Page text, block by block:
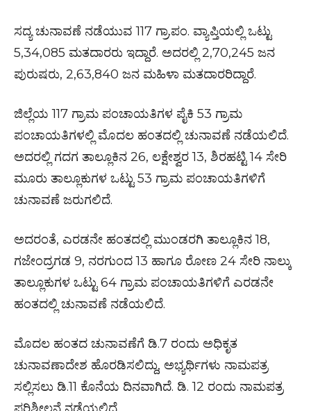
ಸದ್ಯ ಚುನಾವಣೆ ನಡೆಯುವ 117 ಗ್ರಾ.ಪಂ. ವ್ಯಾಪ್ತಿಯಲ್ಲಿ ಒಟ್ಟು
5,34,085 ಮತದಾರರು ಇದ್ದಾರೆ. ಅದರಲ್ಲಿ 2,70,245 ಜನ
ಪುರುಷರು, 2,63,840 ಜನ ಮಹಿಳಾ ಮತದಾರರಿದ್ದಾರೆ.
ಜಿಲ್ಲೆಯ 117 ಗ್ರಾಮ ಪಂಚಾಯತಿಗಳ ಪೈಕಿ 53 ಗ್ರಾಮ
ಪಂಚಾಯತಿಗಳಲ್ಲಿ ಮೊದಲ ಹಂತದಲ್ಲಿ ಚುನಾವಣೆ ನಡೆಯಲಿದೆ.
ಅದರಲ್ಲಿ ಗದಗ ತಾಲ್ಲೂಕಿನ 26, ಲಕ್ಷೇಶ್ವರ 13, ಶಿರಹಟ್ಟಿ 14 ಸೇರಿ
ಮೂರು ತಾಲ್ಲೂಕುಗಳ ಒಟ್ಟು 53 ಗ್ರಾಮ ಪಂಚಾಯತಿಗಳಿಗೆ
ಚುನಾವಣೆ ಜರುಗಲಿದೆ.
ಅದರಂತೆ, ಎರಡನೇ ಹಂತದಲ್ಲಿ ಮುಂಡರಗಿ ತಾಲ್ಲೂಕಿನ 18,
ಗಜೇಂದ್ರಗಡ 9, ನರಗುಂದ 13 ಹಾಗೂ ರೋಣ 24 ಸೇರಿ ನಾಲ್ಕು
ತಾಲ್ಲೂಕುಗಳ ಒಟ್ಟು 64 ಗ್ರಾಮ ಪಂಚಾಯತಿಗಳಿಗೆ ಎರಡನೇ
ಹಂತದಲ್ಲಿ ಚುನಾವಣೆ ನಡೆಯಲಿದೆ.
ಮೊದಲ ಹಂತದ ಚುನಾವಣೆಗೆ ಡಿ.7 ರಂದು ಅಧಿಕೃತ
ಚುನಾವಣಾದೇಶ ಹೊರಡಿಸಲಿದ್ದು, ಅಭ್ಯರ್ಥಿಗಳು ನಾಮಪತ್ರ
ಸಲ್ಲಿಸಲು ಡಿ.11 ಕೊನೆಯ ದಿನವಾಗಿದೆ. ಡಿ. 12 ರಂದು ನಾಮಪತ್ರ